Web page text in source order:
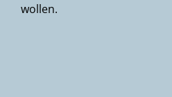
wollen.